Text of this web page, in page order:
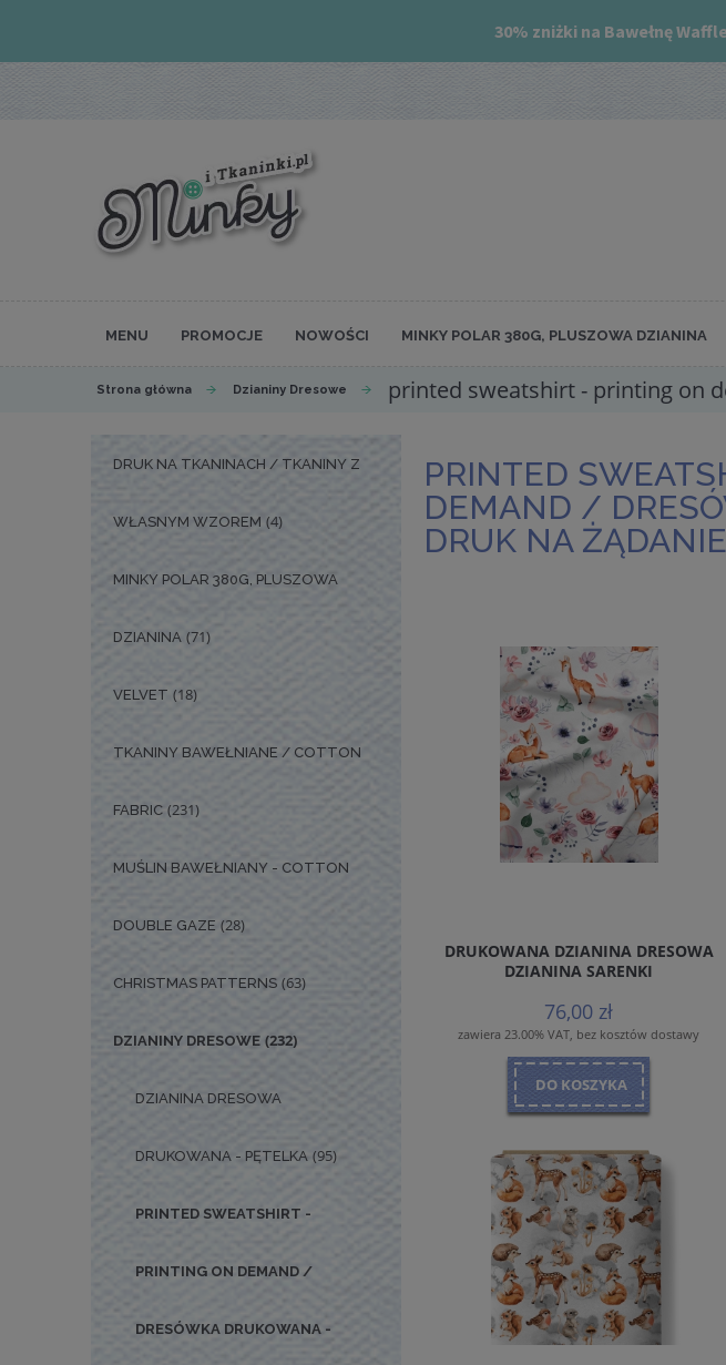
MENU PROMOCJE NOWOŚCI MINKY POLAR 380G, PLUSZOWA DZIANINA
Strona główna Dzianiny Dresowe printed sweatshirt - printing on
DRUK NA TKANINACH / TKANINY Z
WŁASNYM WZOREM (4)
MINKY POLAR 380G, PLUSZOWA
DZIANINA (71)
VELVET (18)
TKANINY BAWEŁNIANE / COTTON
FABRIC (231)
MUŚLIN BAWEŁNIANY - COTTON
DOUBLE GAZE (28)
CHRISTMAS PATTERNS (63)
DZIANINY DRESOWE (232)
DZIANINA DRESOWA
DRUKOWANA - PĘTELKA (95)
PRINTED SWEATSHIRT -
PRINTING ON DEMAND /
DRESÓWKA DRUKOWANA -
PRINTED
DEMAND /
DRUK NA ŻĄDANIE
DRUKOWANA DZIANINA DRESOWA
DZIANINA SARENKI
76,00 zł
zawiera 23.00% VAT, bez kosztów dostawy
DO KOSZYKA